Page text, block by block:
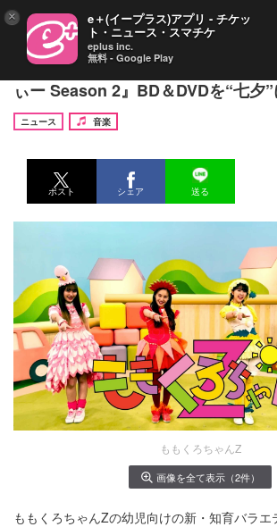
ももくろちゃんZ、『とびだせ！ぐ
ぃー Season 2』BD＆DVDを“七夕
ニュース
音楽
ポスト シェア 送る
ももくろちゃんZ
画像を全て表示（2件）
ももくろちゃんZの幼児向けの新・知育バラ
× e＋(イープラス)アプリ - チケッ
ト・ニュース・スマチケ
eplus inc.
無料 - Google Play